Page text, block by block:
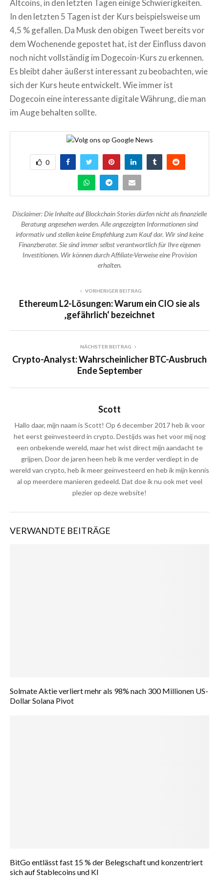
Altcoins, in den letzten Tagen einige Schwierigkeiten.
In den letzten 5 Tagen ist der Kurs beispielsweise um
4,5 % gefallen. Da Musk den obigen Tweet bereits vor
dem Wochenende gepostet hat, ist der Einfluss davon
noch nicht vollständig im Dogecoin-Kurs zu erkennen.
Es bleibt daher äußerst interessant zu beobachten, wie
sich der Kurs heute entwickelt. Wie immer ist
Dogecoin eine interessante digitale Währung, die man
im Auge behalten sollte.
0
Disclaimer: Die Inhalte auf Blockchain Stories dürfen nicht als finanzielle
Beratung angesehen werden. Alle angezeigten Informationen sind
informativ und stellen keine Empfehlung zum Kauf dar. Wir sind keine
Finanzberater. Sie sind immer selbst verantwortlich für Ihre eigenen
Investitionen. Wir können durch Affiliate-Verweise eine Provision
erhalten.
VORHERIGER BEITRAG
Ethereum L2-Lösungen: Warum ein CIO sie als
‚gefährlich‘ bezeichnet
NÄCHSTER BEITRAG
Crypto-Analyst: Wahrscheinlicher BTC-Ausbruch
Ende September
Scott
Hallo daar, mijn naam is Scott! Op 6 december 2017 heb ik voor
het eerst geïnvesteerd in crypto. Destijds was het voor mij nog
een onbekende wereld, maar het wist direct mijn aandacht te
grijpen. Door de jaren heen heb ik me verder verdiept in de
wereld van crypto, heb ik meer geïnvesteerd en heb ik mijn kennis
al op meerdere manieren gedeeld. Dat doe ik nu ook met veel
plezier op deze website!
VERWANDTE BEITRÄGE
Solmate Aktie verliert mehr als 98% nach 300 Millionen US-
Dollar Solana Pivot
BitGo entlässt fast 15 % der Belegschaft und konzentriert
sich auf Stablecoins und KI